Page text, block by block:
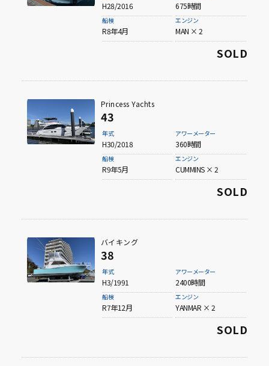
H28/2016 675時間
船検
R8年4月
エンジン
MAN × 2
SOLD
Princess Yachts
43
年式
H30/2018
アワーメーター
360時間
船検
R9年5月
エンジン
CUMMINS × 2
SOLD
バイキング
38
年式
H3/1991
アワーメーター
2400時間
船検
R7年12月
エンジン
YANMAR × 2
SOLD